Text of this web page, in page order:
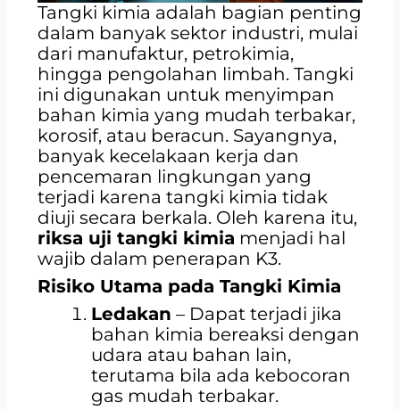
Tangki kimia adalah bagian penting
dalam banyak sektor industri, mulai
dari manufaktur, petrokimia,
hingga pengolahan limbah. Tangki
ini digunakan untuk menyimpan
bahan kimia yang mudah terbakar,
korosif, atau beracun. Sayangnya,
banyak kecelakaan kerja dan
pencemaran lingkungan yang
terjadi karena tangki kimia tidak
diuji secara berkala. Oleh karena itu,
riksa uji tangki kimia menjadi hal
wajib dalam penerapan K3.
Risiko Utama pada Tangki Kimia
Ledakan – Dapat terjadi jika
bahan kimia bereaksi dengan
udara atau bahan lain,
terutama bila ada kebocoran
gas mudah terbakar.